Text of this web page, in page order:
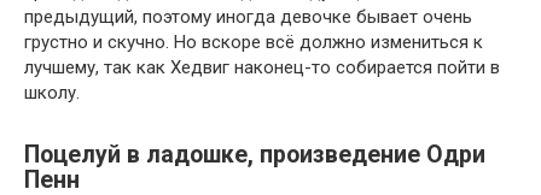
предыдущий, поэтому иногда девочке бывает очень
грустно и скучно. Но вскоре всё должно измениться к
лучшему, так как Хедвиг наконец-то собирается пойти в
школу.
Поцелуй в ладошке, произведение Одри
Пенн